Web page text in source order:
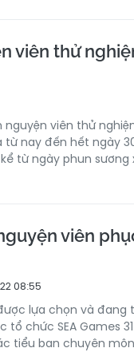
viên thử
viên thử
từ nay đến hết ngày
từ ngày phun sương
viên
08:55
lựa chọn và
chức SEA Games
tiểu ban chuyên